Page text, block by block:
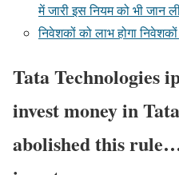
में जारी इस नियम को भी जान
निवेशकों को लाभ होगा
Tata Technologies
invest money in
abolished this